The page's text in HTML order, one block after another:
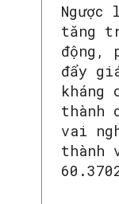
tăng
động,
đẩy
kháng
thành
vai
thành